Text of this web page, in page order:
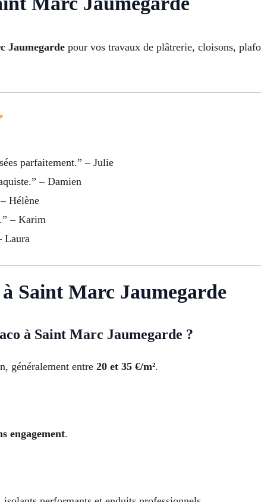
Jaumegarde pour vos travaux de plâtrerie, cloisons,
parfaitement.” – Julie
– Damien
Hélène
– Karim
Laura
Saint Marc Jaumegarde
à Saint Marc Jaumegarde ?
généralement entre 20 et 35 €/m².
engagement.